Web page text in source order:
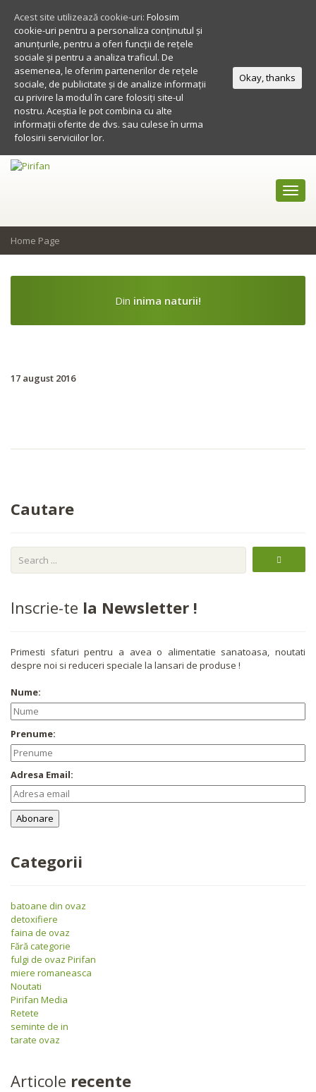
Home Page
Din inima naturii!
17 august 2016
Cautare
Inscrie-te la Newsletter !
Primesti sfaturi pentru a avea o alimentatie sanatoasa, noutati
despre noi si reduceri speciale la lansari de produse !
Nume:
Prenume:
Adresa Email:
Categorii
batoane din ovaz
detoxifiere
faina de ovaz
Fără categorie
fulgi de ovaz Pirifan
miere romaneasca
Noutati
Pirifan Media
Retete
seminte de in
tarate ovaz
Articole recente
Acest site utilizează cookie-uri: Folosim
cookie-uri pentru a personaliza conținutul și
anunțurile, pentru a oferi funcții de rețele
sociale și pentru a analiza traficul. De
asemenea, le oferim partenerilor de rețele
sociale, de publicitate și de analize informații
cu privire la modul în care folosiți site-ul
nostru. Aceștia le pot combina cu alte
informații oferite de dvs. sau culese în urma
folosirii serviciilor lor.
Okay, thanks